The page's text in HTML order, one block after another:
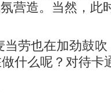
营造。当然，此
当劳也在加劲鼓
什么呢？对待卡